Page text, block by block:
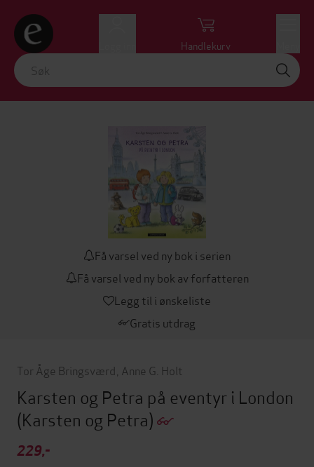
Handlekurv
Få varsel ved ny bok i serien
Få varsel ved ny bok av forfatteren
Legg til i ønskeliste
Gratis utdrag
Tor Åge Bringsværd Anne G. Holt
Karsten og Petra på eventyr i London
(Karsten og Petra)
229,-